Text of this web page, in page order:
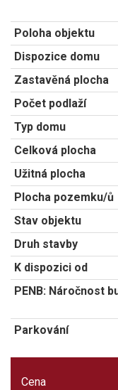
Poloha objektu
Dispozice domu
Zastavěná plocha
Počet podlaží
Typ domu
Celková plocha
Užitná plocha
Plocha pozemku/ů
Stav objektu
Druh stavby
K dispozici od
PENB: Náročnost
Parkování
Cena